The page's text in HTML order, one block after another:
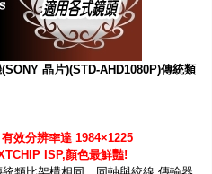
晶片)(STD-AHD1080P)傳統類
效分辨率達 1984×1225
ISP,顏色最鮮豔!